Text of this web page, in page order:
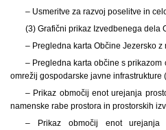
– Usmeritve za razvoj poselitve in
(3) Grafični prikaz Izvedbenega dela
– Pregledna karta Občine Jezersko
– Pregledna karta občine s
omrežij gospodarske javne infrastrukture
– Prikaz območij enot urejanja
namenske rabe prostora in prostorskih
– Prikaz območij enot urejanja